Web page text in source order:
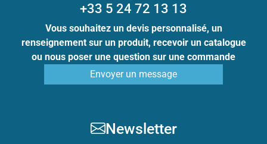
+33 5 24 72 13 13
Vous souhaitez un devis personnalisé, un
renseignement sur un produit, recevoir un catalogue
ou nous poser une question sur une commande
Envoyer un message
Newsletter